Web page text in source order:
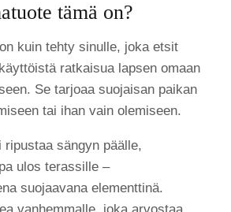
tämä on?
kuin tehty sinulle, joka etsit
ratkaisua lapsen omaan
Se tarjoaa suojaisan paikan
tai ihan vain olemiseen.
ripustaa sängyn päälle,
ulos terassille –
suojaavana elementtinä.